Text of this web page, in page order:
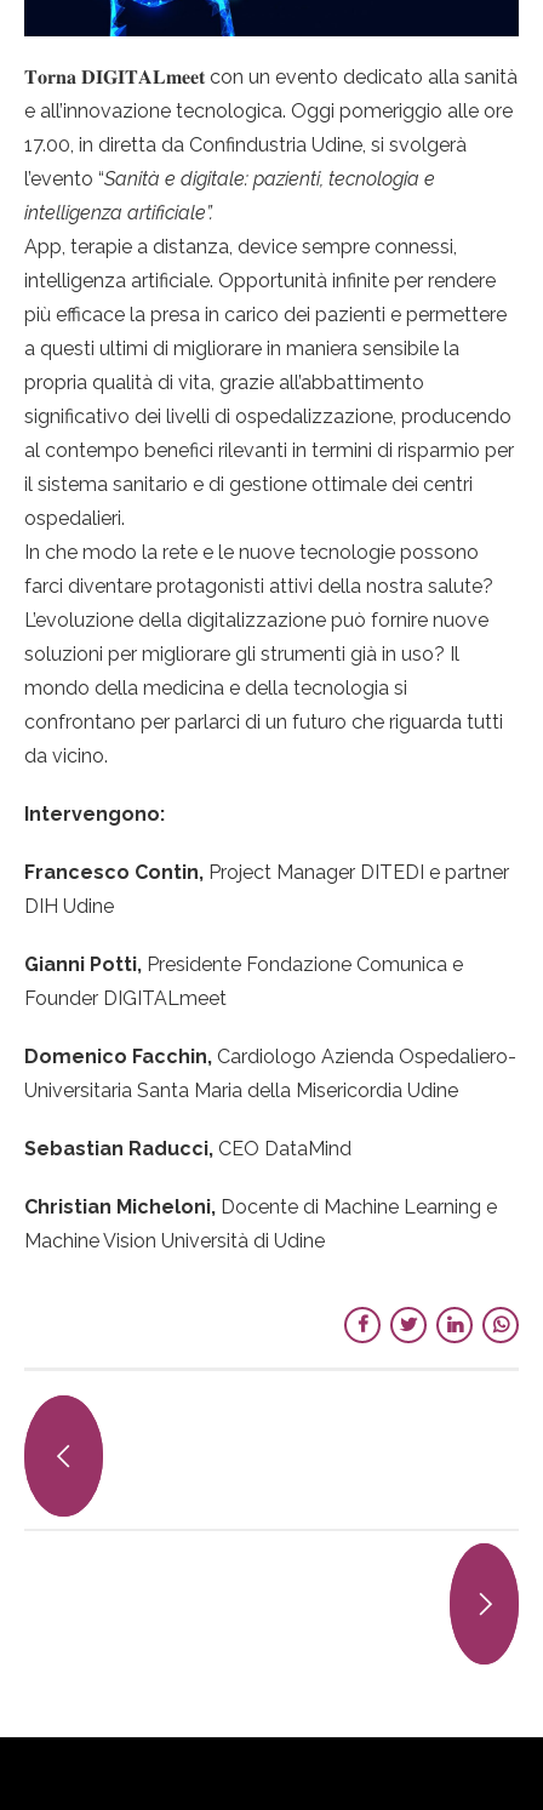
𝐓𝐨𝐫𝐧𝐚 𝐃𝐈𝐆𝐈𝐓𝐀𝐋𝐦𝐞𝐞𝐭 con un evento dedicato alla sanità
e all’innovazione tecnologica. Oggi pomeriggio alle ore
17.00, in diretta da Confindustria Udine, si svolgerà
l’evento “Sanità e digitale: pazienti, tecnologia e
intelligenza artificiale”.
App, terapie a distanza, device sempre connessi,
intelligenza artificiale. Opportunità infinite per rendere
più efficace la presa in carico dei pazienti e permettere
a questi ultimi di migliorare in maniera sensibile la
propria qualità di vita, grazie all’abbattimento
significativo dei livelli di ospedalizzazione, producendo
al contempo benefici rilevanti in termini di risparmio per
il sistema sanitario e di gestione ottimale dei centri
ospedalieri.
In che modo la rete e le nuove tecnologie possono
farci diventare protagonisti attivi della nostra salute?
L’evoluzione della digitalizzazione può fornire nuove
soluzioni per migliorare gli strumenti già in uso? Il
mondo della medicina e della tecnologia si
confrontano per parlarci di un futuro che riguarda tutti
da vicino.
Intervengono:
Francesco Contin, Project Manager DITEDI e partner
DIH Udine
Gianni Potti, Presidente Fondazione Comunica e
Founder DIGITALmeet
Domenico Facchin, Cardiologo Azienda Ospedaliero-
Universitaria Santa Maria della Misericordia Udine
Sebastian Raducci, CEO DataMind
Christian Micheloni, Docente di Machine Learning e
Machine Vision Università di Udine